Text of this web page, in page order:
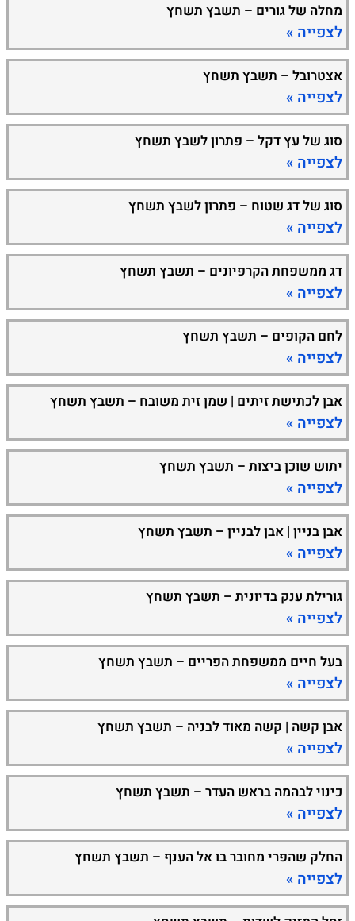
מחלה של גורים – תשבץ תשחץ
לצפייה »
אצטרובל – תשבץ תשחץ
לצפייה »
סוג של עץ דקל – פתרון לשבץ תשחץ
לצפייה »
סוג של דג שטוח – פתרון לשבץ תשחץ
לצפייה »
דג ממשפחת הקרפיונים – תשבץ תשחץ
לצפייה »
לחם הקופים – תשבץ תשחץ
לצפייה »
אבן לכתישת זיתים | שמן זית משובח – תשבץ תשחץ
לצפייה »
יתוש שוכן ביצות – תשבץ תשחץ
לצפייה »
אבן בניין | אבן לבניין – תשבץ תשחץ
לצפייה »
גורילת ענק בדיונית – תשבץ תשחץ
לצפייה »
בעל חיים ממשפחת הפריים – תשבץ תשחץ
לצפייה »
אבן קשה | קשה מאוד לבניה – תשבץ תשחץ
לצפייה »
כינוי לבהמה בראש העדר – תשבץ תשחץ
לצפייה »
החלק שהפרי מחובר בו אל הענף – תשבץ תשחץ
לצפייה »